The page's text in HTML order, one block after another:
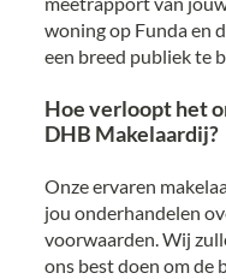
woning op Funda en
een breed publiek te
Hoe verloopt het
DHB Makelaardij?
Onze ervaren
jou onderhandelen
voorwaarden. Wij
ons best doen om de